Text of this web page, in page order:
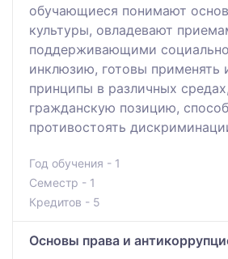
обучающиеся понимают
культуры, овладевают
поддерживающими
инклюзию, готовы применять
принципы в различных
гражданскую позицию,
противостоять
Год обучения - 1
Семестр - 1
Кредитов - 5
Основы права и